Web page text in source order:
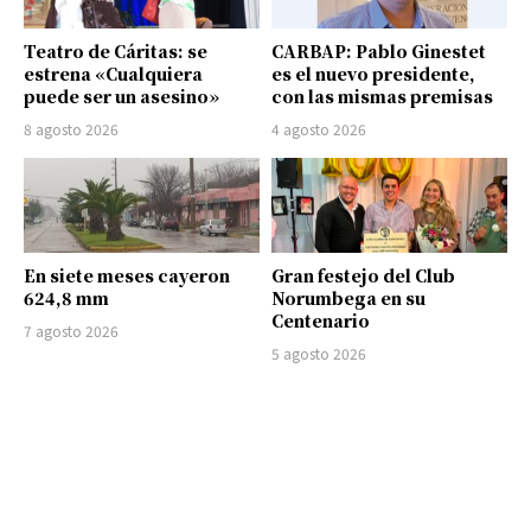
Teatro de Cáritas: se
estrena «Cualquiera
puede ser un asesino»
8 agosto 2026
CARBAP: Pablo Ginestet
es el nuevo presidente,
con las mismas premisas
4 agosto 2026
En siete meses cayeron
624,8 mm
7 agosto 2026
Gran festejo del Club
Norumbega en su
Centenario
5 agosto 2026